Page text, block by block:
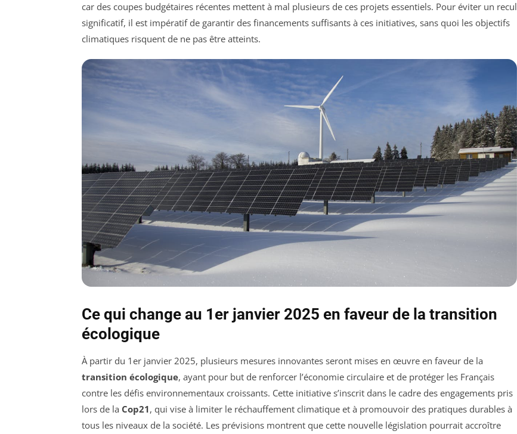
car des coupes budgétaires récentes mettent à mal plusieurs de ces projets essentiels. Pour éviter un recul
significatif, il est impératif de garantir des financements suffisants à ces initiatives, sans quoi les objectifs
climatiques risquent de ne pas être atteints.
Ce qui change au 1er janvier 2025 en faveur de la transition
écologique
À partir du 1er janvier 2025, plusieurs mesures innovantes seront mises en œuvre en faveur de la
transition écologique, ayant pour but de renforcer l’économie circulaire et de protéger les Français
contre les défis environnementaux croissants. Cette initiative s’inscrit dans le cadre des engagements pris
lors de la Cop21, qui vise à limiter le réchauffement climatique et à promouvoir des pratiques durables à
tous les niveaux de la société. Les prévisions montrent que cette nouvelle législation pourrait accroître